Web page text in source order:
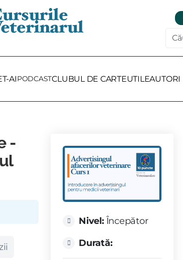
AIPODCASTCLUBUL DE CARTEUTILEAUTORI
Nivel: Începător
Durată:
-